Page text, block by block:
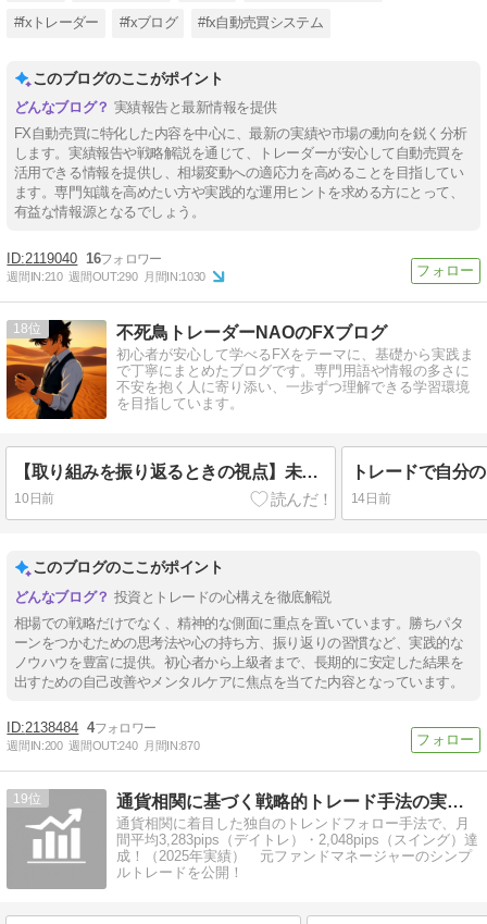
#fxトレーダー #fxブログ #fx自動売買システム
このブログのここがポイント
実績報告と最新情報を提供
FX自動売買に特化した内容を中心に、最新の実績や市場の動向を鋭く分析
します。実績報告や戦略解説を通じて、トレーダーが安心して自動売買を
活用できる情報を提供し、相場変動への適応力を高めることを目指してい
ます。専門知識を高めたい方や実践的な運用ヒントを求める方にとって、
有益な情報源となるでしょう。
2119040 16
週間IN:210 週間OUT:290 月間IN:1030
18 不死鳥トレーダーNAOのFXブログ
初心者が安心して学べるFXをテーマに、基礎から実践ま
で丁寧にまとめたブログです。専門用語や情報の多さに
不安を抱く人に寄り添い、一歩ずつ理解できる学習環境
を目指しています。
【取り組みを振り返るときの視点】未来を考える
10日前 14日前
このブログのここがポイント
投資とトレードの心構えを徹底解説
相場での戦略だけでなく、精神的な側面に重点を置いています。勝ちパタ
ーンをつかむための思考法や心の持ち方、振り返りの習慣など、実践的な
ノウハウを豊富に提供。初心者から上級者まで、長期的に安定した結果を
出すための自己改善やメンタルケアに焦点を当てた内容となっています。
2138484 4
週間IN:200 週間OUT:240 月間IN:870
19 通貨相関に基づく戦略的トレード手法の実践LOG
通貨相関に着目した独自のトレンドフォロー手法で、月
間平均3,283pips（デイトレ）・2,048pips（スイング）達
成！（2025年実績） 元ファンドマネージャーのシンプ
ルトレードを公開！